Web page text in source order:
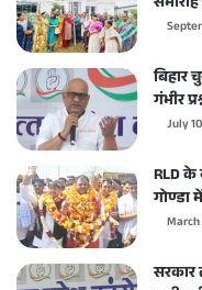
बिहार
गंभीर
July
RLD के
गोण्डा
March
सरकार